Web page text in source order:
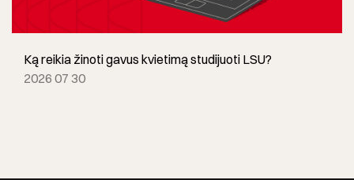
Ką reikia žinoti gavus kvietimą studijuoti LSU?
2026 07 30